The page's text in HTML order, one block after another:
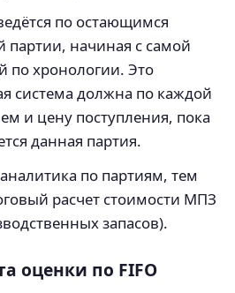
по остающимся
партии, начиная с самой
по хронологии. Это
система должна по каждой
и цену поступления, пока
данная партия.
по партиям, тем
расчет стоимости МПЗ
запасов).
оценки по FIFO